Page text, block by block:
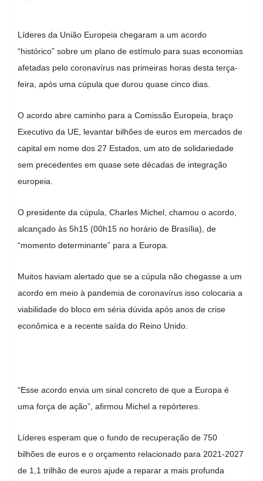
Líderes da União Europeia chegaram a um acordo
“histórico” sobre um plano de estímulo para suas economias
afetadas pelo coronavírus nas primeiras horas desta terça-
feira, após uma cúpula que durou quase cinco dias.
O acordo abre caminho para a Comissão Europeia, braço
Executivo da UE, levantar bilhões de euros em mercados de
capital em nome dos 27 Estados, um ato de solidariedade
sem precedentes em quase sete décadas de integração
europeia.
O presidente da cúpula, Charles Michel, chamou o acordo,
alcançado às 5h15 (00h15 no horário de Brasília), de
“momento determinante” para a Europa.
Muitos haviam alertado que se a cúpula não chegasse a um
acordo em meio à pandemia de coronavírus isso colocaria a
viabilidade do bloco em séria dúvida após anos de crise
econômica e a recente saída do Reino Unido.
“Esse acordo envia um sinal concreto de que a Europa é
uma força de ação”, afirmou Michel a repórteres.
Líderes esperam que o fundo de recuperação de 750
bilhões de euros e o orçamento relacionado para 2021-2027
de 1,1 trilhão de euros ajude a reparar a mais profunda